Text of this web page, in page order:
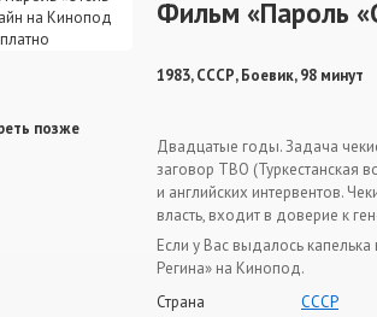
Фильм «Пароль
1983, СССР, Боевик, 98 минут
Двадцатые годы. Задача
заговор ТВО (Туркестанская
и английских интервентов.
власть, входит в доверие к
Если у Вас выдалось
Регина» на Кинопод.
Страна
СССР